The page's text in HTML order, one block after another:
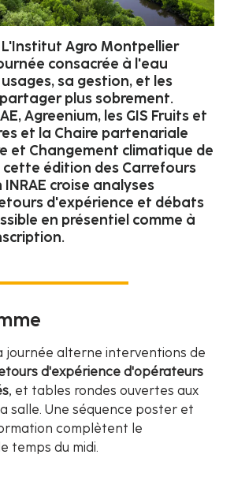
L'Institut Agro Montpellier
consacrée à l'eau
sa gestion, et les
plus sobrement.
Agreenium, les GIS Fruits et
et la Chaire partenariale
et Changement climatique de
édition des Carrefours
croise analyses
d'expérience et débats
en présentiel comme à
journée alterne interventions de
d'expérience d'opérateurs
, et tables rondes ouvertes aux
salle. Une séquence poster et
complètent le
temps du midi.